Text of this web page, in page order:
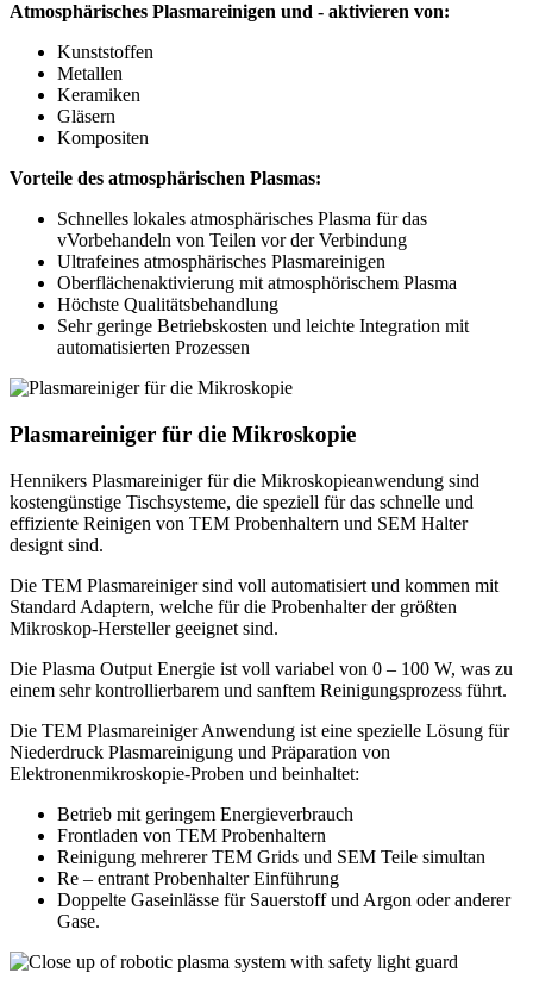
Atmosphärisches Plasmareinigen und - aktivieren von:
Kunststoffen
Metallen
Keramiken
Gläsern
Kompositen
Vorteile des atmosphärischen Plasmas:
Schnelles lokales atmosphärisches Plasma für das
vVorbehandeln von Teilen vor der Verbindung
Ultrafeines atmosphärisches Plasmareinigen
Oberflächenaktivierung mit atmosphörischem Plasma
Höchste Qualitätsbehandlung
Sehr geringe Betriebskosten und leichte Integration mit
automatisierten Prozessen
Plasmareiniger für die Mikroskopie
Hennikers Plasmareiniger für die Mikroskopieanwendung sind
kostengünstige Tischsysteme, die speziell für das schnelle und
effiziente Reinigen von TEM Probenhaltern und SEM Halter
designt sind.
Die TEM Plasmareiniger sind voll automatisiert und kommen mit
Standard Adaptern, welche für die Probenhalter der größten
Mikroskop-Hersteller geeignet sind.
Die Plasma Output Energie ist voll variabel von 0 – 100 W, was zu
einem sehr kontrollierbarem und sanftem Reinigungsprozess führt.
Die TEM Plasmareiniger Anwendung ist eine spezielle Lösung für
Niederdruck Plasmareinigung und Präparation von
Elektronenmikroskopie-Proben und beinhaltet:
Betrieb mit geringem Energieverbrauch
Frontladen von TEM Probenhaltern
Reinigung mehrerer TEM Grids und SEM Teile simultan
Re – entrant Probenhalter Einführung
Doppelte Gaseinlässe für Sauerstoff und Argon oder anderer
Gase.